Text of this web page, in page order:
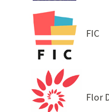
FIC
Flor